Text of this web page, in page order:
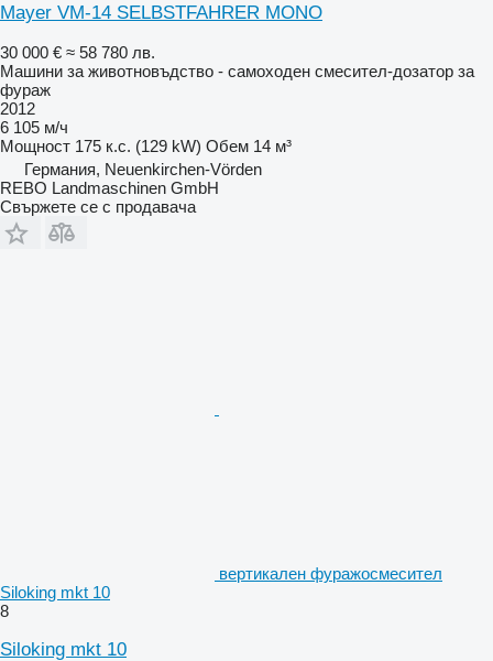
Mayer VM-14 SELBSTFAHRER MONO
30 000 € ≈ 58 780 лв.
Машини за животновъдство - самоходен смесител-дозатор за
фураж
2012
6 105 м/ч
Мощност 175 к.с. (129 kW) Обем 14 м³
Германия, Neuenkirchen-Vörden
REBO Landmaschinen GmbH
Свържете се с продавача
вертикален фуражосмесител
Siloking mkt 10
8
Siloking mkt 10